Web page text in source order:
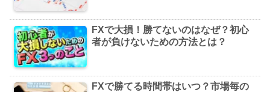
FXで大損！勝てないのはなぜ？初心
者が負けないための方法とは？
FXで勝てる時間帯はいつ？市場毎の